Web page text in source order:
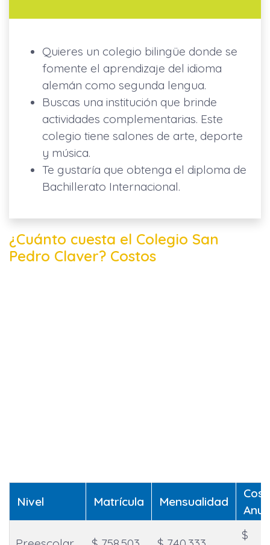
Quieres un colegio bilingüe donde se
fomente el aprendizaje del idioma
alemán como segunda lengua.
Buscas una institución que brinde
actividades complementarias. Este
colegio tiene salones de arte, deporte
y música.
Te gustaría que obtenga el diploma de
Bachillerato Internacional.
¿Cuánto cuesta el Colegio San
Pedro Claver? Costos
Nivel Matrícula Mensualidad
$